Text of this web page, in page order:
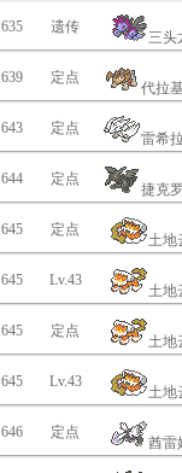
635 遗传
三头
639 定点
代拉
643 定点
雷希
644 定点
捷克
645 定点
土地
645 Lv.43
土地
645 定点
土地
645 Lv.43
土地
646 定点
酋雷